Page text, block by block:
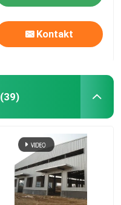
Kontakt
(39)